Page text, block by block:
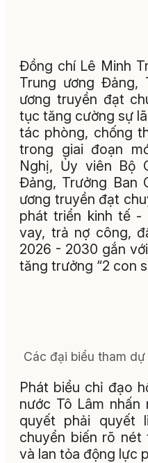
Đồng chí Lê Minh
Trung ương Đảng,
ương truyền đạt
tục tăng cường sự
tác phòng, chống
trong giai đoạn
Nghị, Ủy viên Bộ
Đảng, Trưởng Ban
ương truyền đạt
phát triển kinh tế -
vay, trả nợ công,
2026 - 2030 gắn
tăng trưởng “2 con
Các đại biểu tham
Phát biểu chỉ đạo
nước Tô Lâm nhấn
quyết phải quyết
chuyển biến rõ
và lan tỏa động lực